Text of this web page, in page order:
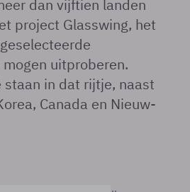
dan vijftien landen
project Glasswing, het
uitproberen.
staan in dat rijtje, naast
Canada en Nieuw-